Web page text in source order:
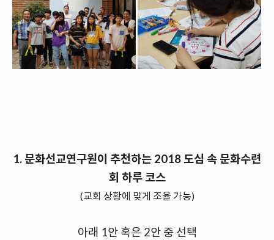
1. 문화선교연구원이 추천하는 2018 도심 속 문화수련
회 하루 코스
(교회 상황에 맞게 조율 가능)
아래 1안 혹은 2안 중 선택